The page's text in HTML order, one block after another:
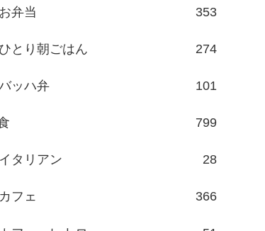
お弁当 353
ひとり朝ごはん 274
ッハ弁 101
799
イタリアン 28
カフェ 366